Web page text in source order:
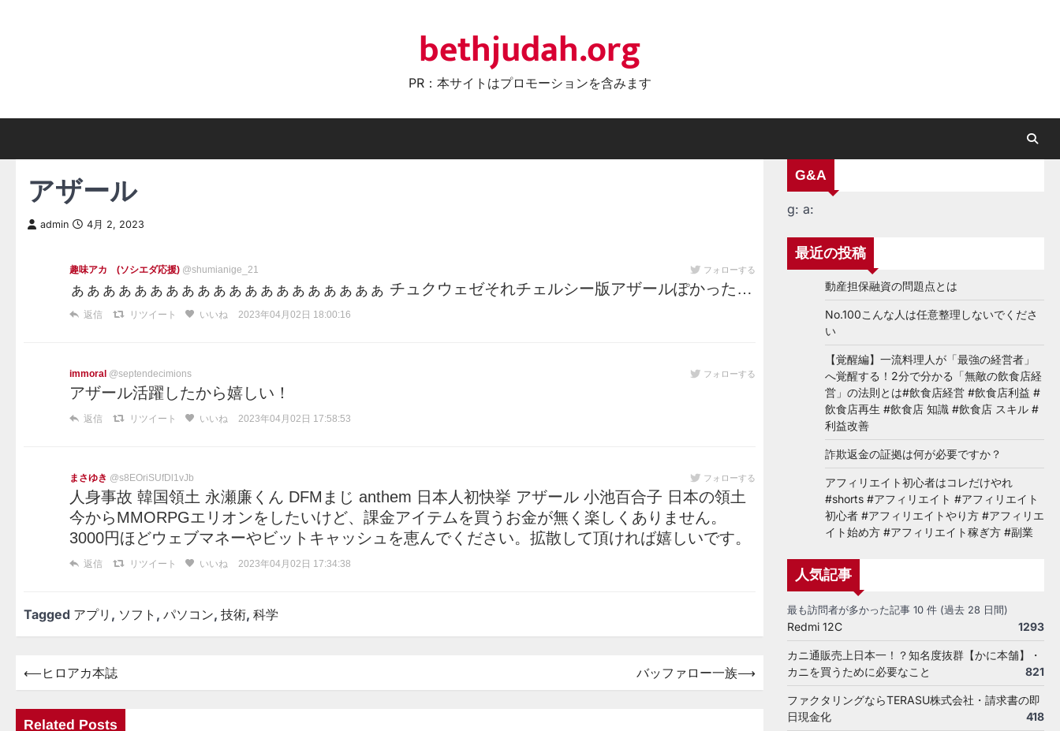
bethjudah.org
PR：本サイトはプロモーションを含みます
アザール
admin 4月 2, 2023
趣味アカ (ソシエダ応援) @shumianige_21 フォローする
ぁぁぁぁぁぁぁぁぁぁぁぁぁぁぁぁぁぁぁぁ チュクウェゼそれチェルシー版アザールぽかった…
返信 リツイート いいね 2023年04月02日 18:00:16
immoral @septendecimions フォローする
アザール活躍したから嬉しい！
返信 リツイート いいね 2023年04月02日 17:58:53
まさゆき @s8EOriSUfDl1vJb フォローする
人身事故 韓国領土 永瀬廉くん DFMまじ anthem 日本人初快挙 アザール 小池百合子 日本の領土
今からMMORPGエリオンをしたいけど、課金アイテムを買うお金が無く楽しくありません。
3000円ほどウェブマネーやビットキャッシュを恵んでください。拡散して頂ければ嬉しいです。
返信 リツイート いいね 2023年04月02日 17:34:38
Tagged アプリ , ソフト , パソコン, 技術, 科学
投
ナ
⟵ ヒロアカ本誌 バッファロー一族⟶
Related Posts
G&A
g: a:
最近の投稿
動産担保融資の問題点とは
No.100こんな人は任意整理しないでくださ
い
【覚醒編】一流料理人が「最強の経営者」
へ覚醒する！2分で分かる「無敵の飲食店経
営」の法則とは#飲食店経営 #飲食店利益 #
飲食店再生 #飲食店 知識 #飲食店 スキル #
利益改善
詐欺返金の証拠は何が必要ですか？
アフィリエイト初心者はコレだけやれ
#shorts #アフィリエイト #アフィリエイト
初心者 #アフィリエイトやり方 #アフィリエ
イト始め方 #アフィリエイト稼ぎ方 #副業
人気記事
最も訪問者が多かった記事 10 件 (過去 28 日間)
Redmi 12C 1293
カニ通販売上日本一！？知名度抜群【かに本舗】・
カニを買うために必要なこと
821
ファクタリングならTERASU株式会社・請求書の即
日現金化
418